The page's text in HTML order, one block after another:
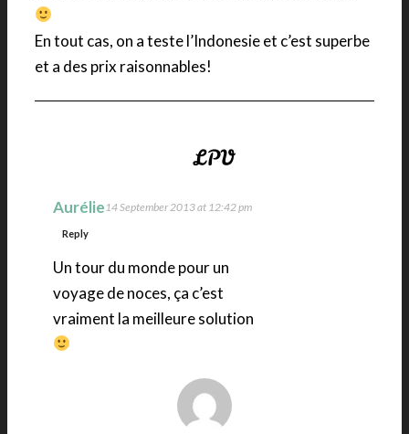
En tout cas, on a teste l’Indonesie et c’est superbe
et a des prix raisonnables!
Aurélie14 September 2013 at 12:42 pm
Reply
Un tour du monde pour un
voyage de noces, ça c’est
vraiment la meilleure solution